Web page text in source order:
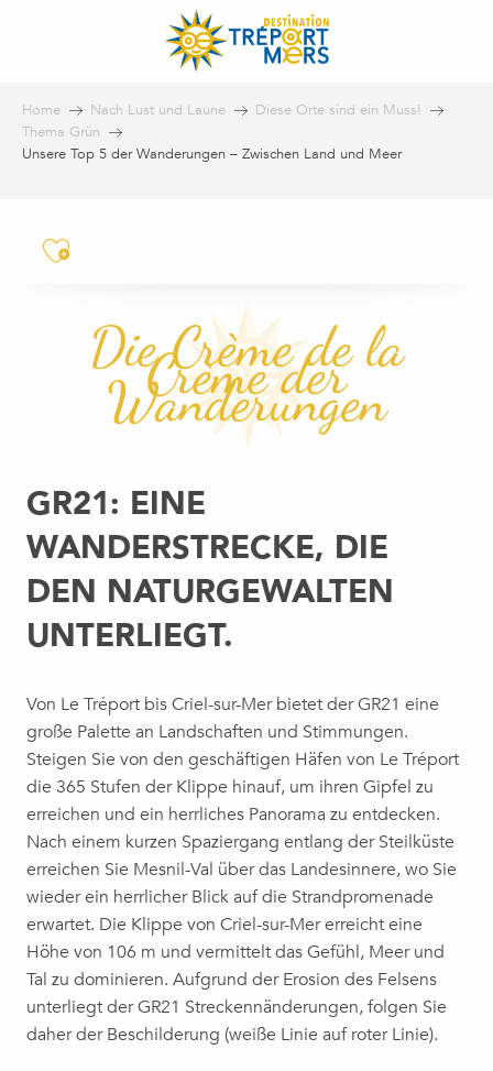
Home Nach Lust und Laune
Diese Orte sind ein Muss!
Thema Grün
Unsere Top 5 der Wanderungen – Zwischen Land und Meer
Ajouter aux favoris
Die Crème de la
Crème der
Wanderungen
GR21: EINE
WANDERSTRECKE, DIE
DEN NATURGEWALTEN
UNTERLIEGT.
Von Le Tréport bis Criel-sur-Mer bietet der GR21 eine
große Palette an Landschaften und Stimmungen.
Steigen Sie von den geschäftigen Häfen von Le Tréport
die 365 Stufen der Klippe hinauf, um ihren Gipfel zu
erreichen und ein herrliches Panorama zu entdecken.
Nach einem kurzen Spaziergang entlang der Steilküste
erreichen Sie Mesnil-Val über das Landesinnere, wo Sie
wieder ein herrlicher Blick auf die Strandpromenade
erwartet. Die Klippe von Criel-sur-Mer erreicht eine
Höhe von 106 m und vermittelt das Gefühl, Meer und
Tal zu dominieren. Aufgrund der Erosion des Felsens
unterliegt der GR21 Streckennänderungen, folgen Sie
daher der Beschilderung (weiße Linie auf roter Linie).